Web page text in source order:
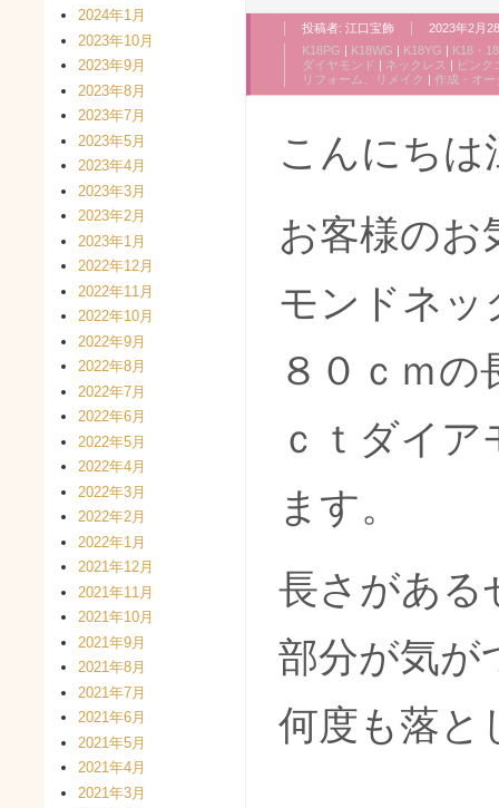
投稿者: 江口宝飾
2023年2月
K18PG | K18WG | K18YG | K18・
ダイヤモンド | ネックレス | ピンク
リフォーム、リメイク | 作成・オー
こんにちは
お客様のお
モンドネッ
８０ｃｍの
ｃｔダイ
ます。
長さがある
部分が気が
何度も落と
2024年1月
2023年10月
2023年9月
2023年8月
2023年7月
2023年5月
2023年4月
2023年3月
2023年2月
2023年1月
2022年12月
2022年11月
2022年10月
2022年9月
2022年8月
2022年7月
2022年6月
2022年5月
2022年4月
2022年3月
2022年2月
2022年1月
2021年12月
2021年11月
2021年10月
2021年9月
2021年8月
2021年7月
2021年6月
2021年5月
2021年4月
2021年3月